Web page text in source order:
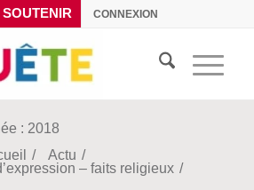
CONNEXION
: 2018
/ Actu /
– faits religieux /